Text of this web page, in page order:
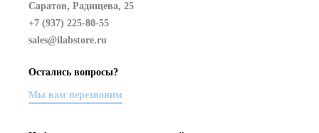
Саратов, Радищева, 25
+7 (937) 225-80-55
sales@ilabstore.ru
Остались вопросы?
Мы вам перезвоним